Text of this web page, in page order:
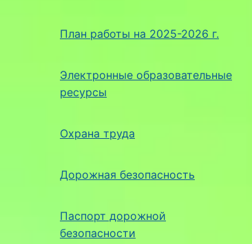
План работы на 2025-2026 г.
Электронные образовательные
ресурсы
Охрана труда
Дорожная безопасность
Паспорт дорожной
безопасности